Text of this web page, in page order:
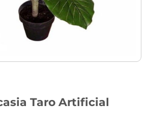
Taro Artificial